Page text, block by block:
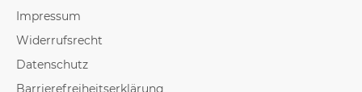
Impressum
Widerrufsrecht
Datenschutz
Barrierefreiheitserklärung